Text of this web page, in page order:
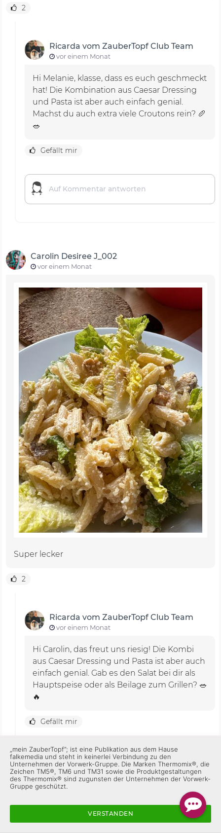
2
Ricarda vom ZauberTopf Club Team
vor einem Monat
Hi Melanie, klasse, dass es euch geschmeckt
hat! Die Kombination aus Caesar Dressing
und Pasta ist aber auch einfach genial.
Machst du auch extra viele Croutons rein? 🥖
🥗
Gefällt mir
Carolin Desiree J_002
vor einem Monat
Super lecker
2
Ricarda vom ZauberTopf Club Team
vor einem Monat
Hi Carolin, das freut uns riesig! Die Kombi
aus Caesar Dressing und Pasta ist aber auch
einfach genial. Gab es den Salat bei dir als
Hauptspeise oder als Beilage zum Grillen? 🥗
🔥
Gefällt mir
„mein ZauberTopf”; ist eine Publikation aus dem Hause
falkemedia und steht in keinerlei Verbindung zu den
Unternehmen der Vorwerk-Gruppe. Die Marken Thermomix®, die
Zeichen TM5®, TM6 und TM31 sowie die Produktgestaltungen
des Thermomix® sind zugunsten der Unternehmen der Vorwerk-
Gruppe geschützt.
VERSTANDEN